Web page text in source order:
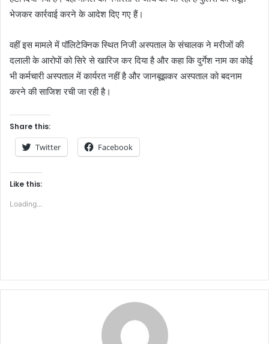
भेजकर कार्रवाई करने के आदेश दिए गए हैं।
वहीं इस मामले में पॉलिटेक्निक स्थित निजी अस्पताल के संचालक ने मरीजों की
दलाली के आरोपों को सिरे से खारिज कर दिया है और कहा कि दुर्गेश नाम का कोई
भी कर्मचारी अस्पताल में कार्यरत नहीं है और जानबूझकर अस्पताल को बदनाम
करने की साजिश रची जा रही है।
Share this:
Twitter Facebook
Like this:
Loading...